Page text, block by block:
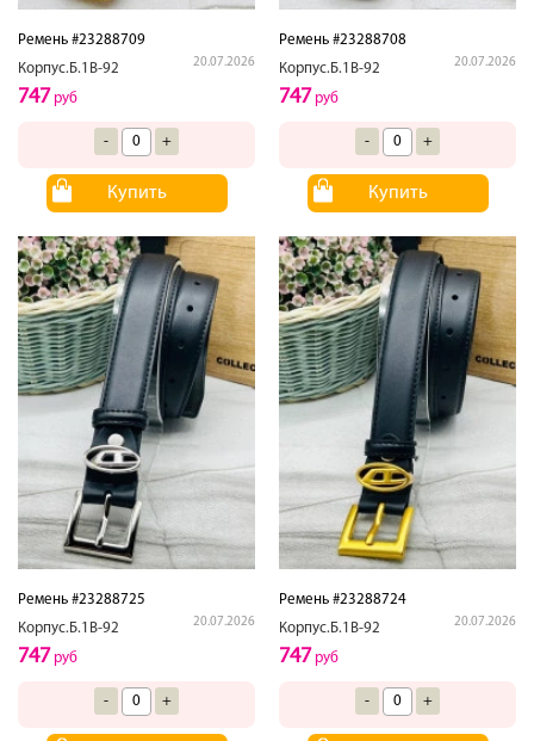
Ремень #23288709
Корпус.Б.1В-92
20.07.2026
747 руб
- +
Купить
Ремень #23288708
Корпус.Б.1В-92
20.07.2026
747 руб
- +
Купить
Ремень #23288725
Корпус.Б.1В-92
20.07.2026
747 руб
- +
Ремень #23288724
Корпус.Б.1В-92
20.07.2026
747 руб
- +